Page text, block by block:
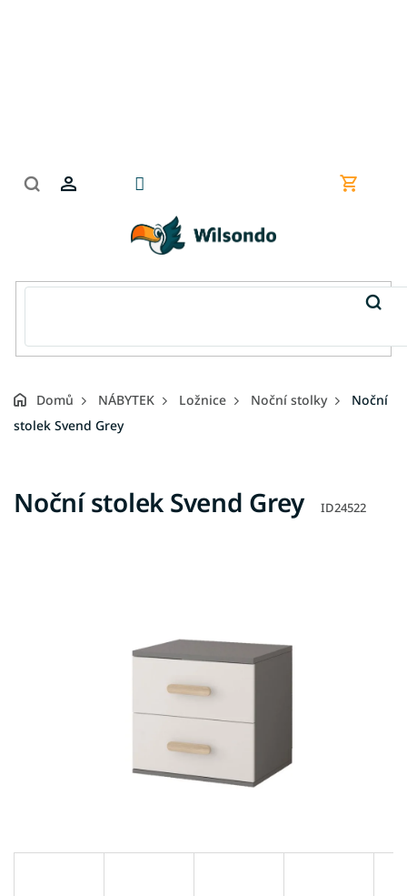
Nákupní
Domů NÁBYTEK Ložnice Noční stolky
Noční
stolek Svend Grey
Noční stolek Svend Grey ID24522